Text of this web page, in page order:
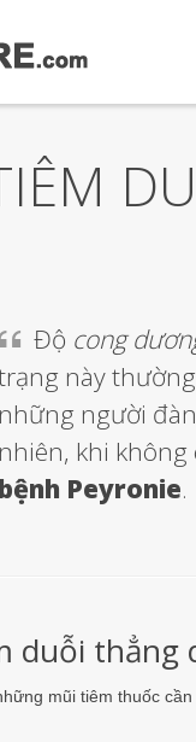
Độ cong
này
những người
nhiên, khi không
bệnh Peyronie.
duỗi thẳng
mũi tiêm thuốc